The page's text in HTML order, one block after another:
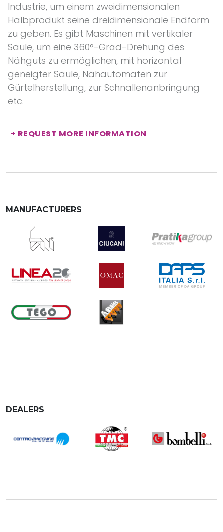
Industrie, um einem zweidimensionalen
Halbprodukt seine dreidimensionale Endform
zu geben. Es gibt Maschinen mit vertikaler
Säule, um eine 360°-Grad-Drehung des
Nähguts zu ermöglichen, mit horizontal
geneigter Säule, Nähautomaten zur
Gürtelherstellung, zur Schnallenanbringung
etc.
+ REQUEST MORE INFORMATION
MANUFACTURERS
DEALERS